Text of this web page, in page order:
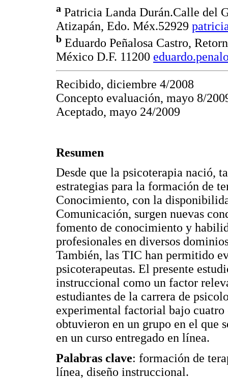
a Patricia Landa Durán.Calle del
Atizapán, Edo. Méx.52929
b Eduardo Peñalosa Castro,
México D.F. 11200
Recibido, diciembre 4/2008
Concepto evaluación, mayo 8/
Aceptado, mayo 24/2009
Resumen
Desde que la psicoterapia nació,
estrategias para la formación de
Conocimiento, con la
Comunicación, surgen nuevas
fomento de conocimiento y
profesionales en diversos
También, las TIC han permitido
psicoterapeutas. El presente
instruccional como un factor
estudiantes de la carrera de
experimental factorial bajo cuatro
obtuvieron en un grupo en el que
en un curso entregado en línea.
Palabras clave: formación de
línea, diseño instruccional.